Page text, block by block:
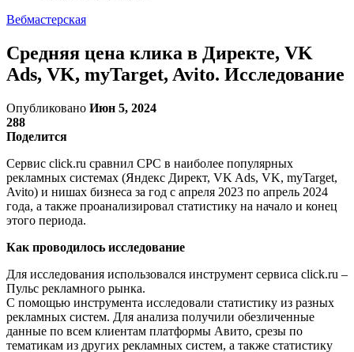
Вебмастерская
Средняя цена клика в Директе, VK
Ads, VK, myTarget, Avito. Исследование
Опубликовано Июн 5, 2024
288
Поделится
Сервис click.ru сравнил CPC в наиболее популярных
рекламных системах (Яндекс Директ, VK Ads, VK, myTarget,
Avito) и нишах бизнеса за год с апреля 2023 по апрель 2024
года, а также проанализировал статистику на начало и конец
этого периода.
Как проводилось исследование
Для исследования использовался инструмент сервиса click.ru –
Пульс рекламного рынка.
С помощью инструмента исследовали статистику из разных
рекламных систем. Для анализа получили обезличенные
данные по всем клиентам платформы Авито, срезы по
тематикам из других рекламных систем, а также статистику